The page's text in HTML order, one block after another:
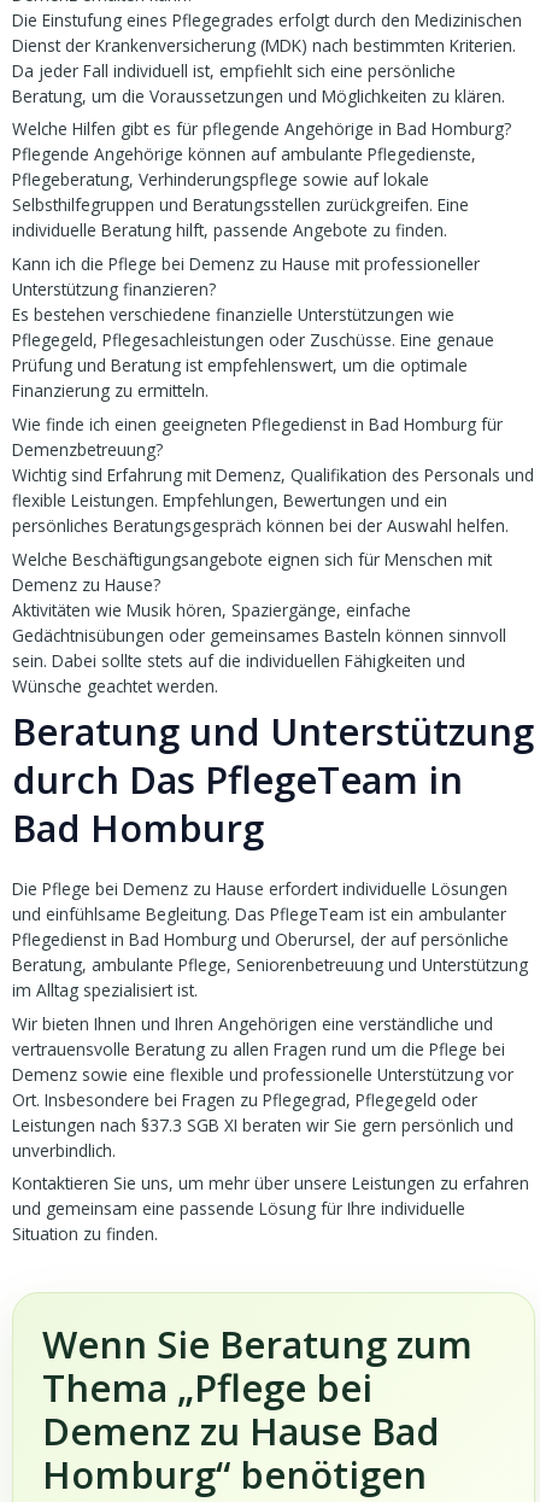
Die Einstufung eines Pflegegrades erfolgt durch den Medizinischen
Dienst der Krankenversicherung (MDK) nach bestimmten Kriterien.
Da jeder Fall individuell ist, empfiehlt sich eine persönliche
Beratung, um die Voraussetzungen und Möglichkeiten zu klären.
Welche Hilfen gibt es für pflegende Angehörige in Bad Homburg?
Pflegende Angehörige können auf ambulante Pflegedienste,
Pflegeberatung, Verhinderungspflege sowie auf lokale
Selbsthilfegruppen und Beratungsstellen zurückgreifen. Eine
individuelle Beratung hilft, passende Angebote zu finden.
Kann ich die Pflege bei Demenz zu Hause mit professioneller
Unterstützung finanzieren?
Es bestehen verschiedene finanzielle Unterstützungen wie
Pflegegeld, Pflegesachleistungen oder Zuschüsse. Eine genaue
Prüfung und Beratung ist empfehlenswert, um die optimale
Finanzierung zu ermitteln.
Wie finde ich einen geeigneten Pflegedienst in Bad Homburg für
Demenzbetreuung?
Wichtig sind Erfahrung mit Demenz, Qualifikation des Personals und
flexible Leistungen. Empfehlungen, Bewertungen und ein
persönliches Beratungsgespräch können bei der Auswahl helfen.
Welche Beschäftigungsangebote eignen sich für Menschen mit
Demenz zu Hause?
Aktivitäten wie Musik hören, Spaziergänge, einfache
Gedächtnisübungen oder gemeinsames Basteln können sinnvoll
sein. Dabei sollte stets auf die individuellen Fähigkeiten und
Wünsche geachtet werden.
Beratung und Unterstützung
durch Das PflegeTeam in
Bad Homburg
Die Pflege bei Demenz zu Hause erfordert individuelle Lösungen
und einfühlsame Begleitung. Das PflegeTeam ist ein ambulanter
Pflegedienst in Bad Homburg und Oberursel, der auf persönliche
Beratung, ambulante Pflege, Seniorenbetreuung und Unterstützung
im Alltag spezialisiert ist.
Wir bieten Ihnen und Ihren Angehörigen eine verständliche und
vertrauensvolle Beratung zu allen Fragen rund um die Pflege bei
Demenz sowie eine flexible und professionelle Unterstützung vor
Ort. Insbesondere bei Fragen zu Pflegegrad, Pflegegeld oder
Leistungen nach §37.3 SGB XI beraten wir Sie gern persönlich und
unverbindlich.
Kontaktieren Sie uns, um mehr über unsere Leistungen zu erfahren
und gemeinsam eine passende Lösung für Ihre individuelle
Situation zu finden.
Wenn Sie Beratung zum
Thema „Pflege bei
Demenz zu Hause Bad
Homburg“ benötigen